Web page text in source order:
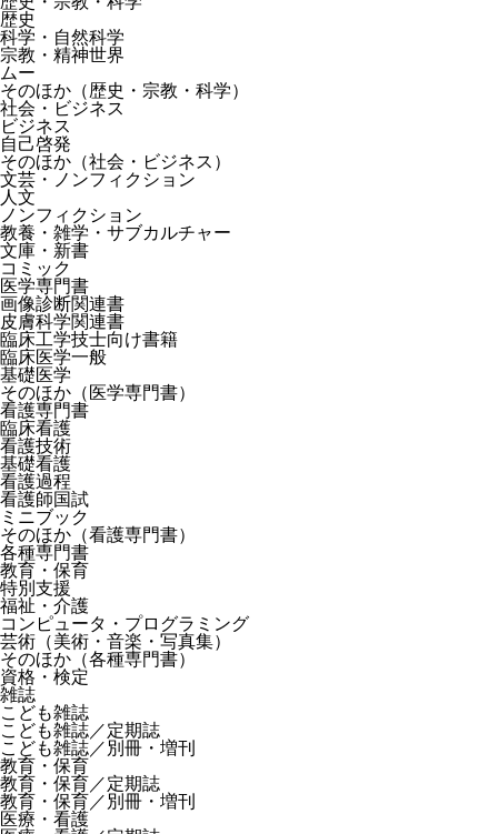
歴史
科学・自然科学
宗教・精神世界
ムー
そのほか（歴史・宗教・科学）
社会・ビジネス
ビジネス
自己啓発
そのほか（社会・ビジネス）
文芸・ノンフィクション
人文
ノンフィクション
教養・雑学・サブカルチャー
文庫・新書
コミック
医学専門書
画像診断関連書
皮膚科学関連書
臨床工学技士向け書籍
臨床医学一般
基礎医学
そのほか（医学専門書）
看護専門書
臨床看護
看護技術
基礎看護
看護過程
看護師国試
ミニブック
そのほか（看護専門書）
各種専門書
教育・保育
特別支援
福祉・介護
コンピュータ・プログラミング
芸術（美術・音楽・写真集）
そのほか（各種専門書）
資格・検定
雑誌
こども雑誌
こども雑誌／定期誌
こども雑誌／別冊・増刊
教育・保育
教育・保育／定期誌
教育・保育／別冊・増刊
医療・看護